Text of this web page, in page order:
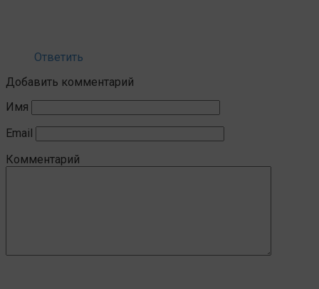
Ответить
Добавить комментарий
Имя
Email
Комментарий